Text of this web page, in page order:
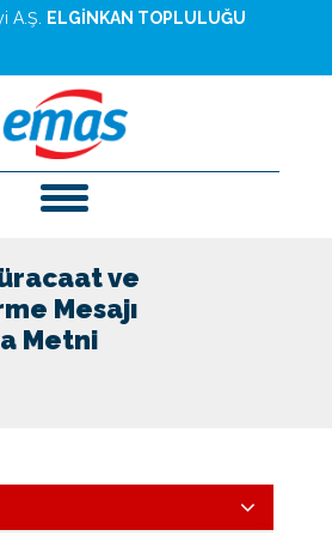
A.Ş.
ELGİNKAN TOPLULUĞU
ve
Mesajı
Metni